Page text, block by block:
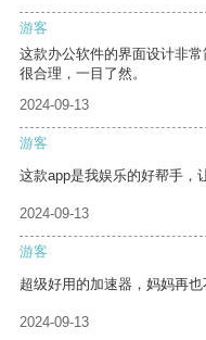
游客
这款办公软件的界面设计非
很合理，一目了然。
2024-09-13
游客
这款app是我娱乐的好帮手，
2024-09-13
游客
超级好用的加速器，妈妈再也
2024-09-13